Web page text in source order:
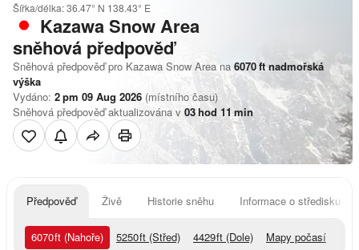
Šířka/délka:36.47° N 138.43° E
Kazawa Snow Area
sněhová předpověď
Sněhová předpověď pro Kazawa Snow Area na 6070ftnadmořská
výška
Vydáno: 2 pm 09 Aug 2026 (místního času)
Sněhová předpověď aktualizována v 03hod 11min
Předpověď Živě Historie sněhu Informace o středisku
6070ft (Nahoře) 5250ft (Střed) 4429ft (Dole) Mapy počasí